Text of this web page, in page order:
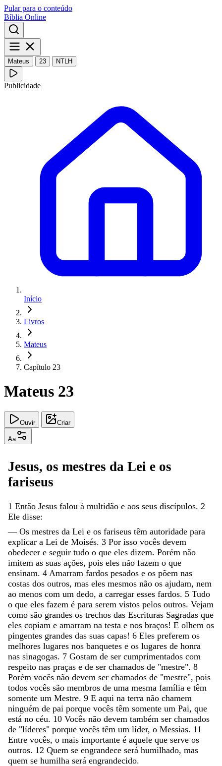
Pular para o conteúdo
Bíblia Online
Mateus 23 NTLH
Publicidade
Início
Livros
Mateus
Capítulo 23
Mateus 23
Ouvir Criar
Aa
Jesus, os mestres da Lei e os
fariseus
1 Então Jesus falou à multidão e aos seus discípulos. 2
Ele disse:
— Os mestres da Lei e os fariseus têm autoridade para
explicar a Lei de Moisés. 3 Por isso vocês devem
obedecer e seguir tudo o que eles dizem. Porém não
imitem as suas ações, pois eles não fazem o que
ensinam. 4 Amarram fardos pesados e os põem nas
costas dos outros, mas eles mesmos não os ajudam, nem
ao menos com um dedo, a carregar esses fardos. 5 Tudo
o que eles fazem é para serem vistos pelos outros. Vejam
como são grandes os trechos das Escrituras Sagradas que
eles copiam e amarram na testa e nos braços! E olhem os
pingentes grandes das suas capas! 6 Eles preferem os
melhores lugares nos banquetes e os lugares de honra
nas sinagogas. 7 Gostam de ser cumprimentados com
respeito nas praças e de ser chamados de "mestre". 8
Porém vocês não devem ser chamados de "mestre", pois
todos vocês são membros de uma mesma família e têm
somente um Mestre. 9 E aqui na terra não chamem
ninguém de pai porque vocês têm somente um Pai, que
está no céu. 10 Vocês não devem também ser chamados
de "líderes" porque vocês têm um líder, o Messias. 11
Entre vocês, o mais importante é aquele que serve os
outros. 12 Quem se engrandece será humilhado, mas
quem se humilha será engrandecido.